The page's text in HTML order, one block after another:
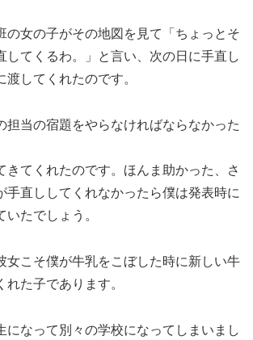
の女の子がその地図を見て「ちょっとそ
してくるわ。」と言い、次の日に手直し
渡してくれたのです。
担当の宿題をやらなければならなかった
きてくれたのです。ほんま助かった、さ
手直ししてくれなかったら僕は発表時に
たでしょう。
女こそ僕が牛乳をこぼした時に新しい牛
た子であります。
になって別々の学校になってしまいまし